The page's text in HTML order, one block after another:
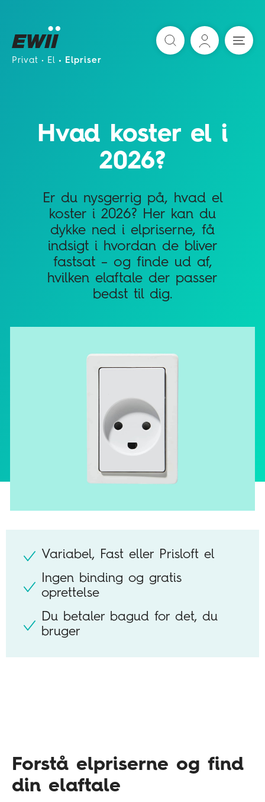
Søg
Privat El Elpriser
Hvad koster el i
2026?
Er du nysgerrig på, hvad el
koster i 2026? Her kan du
dykke ned i elpriserne, få
indsigt i hvordan de bliver
fastsat – og finde ud af,
hvilken elaftale der passer
bedst til dig.
Variabel, Fast eller Prisloft el
Ingen binding og gratis
oprettelse
Du betaler bagud for det, du
bruger
Forstå elpriserne og find
din elaftale